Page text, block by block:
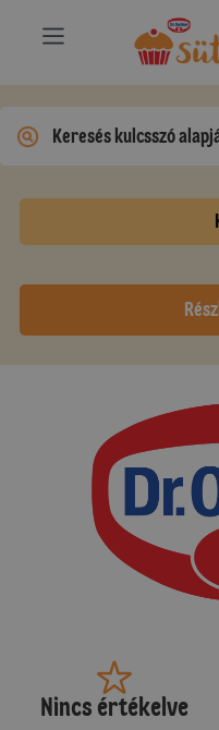
Nincs értékelve